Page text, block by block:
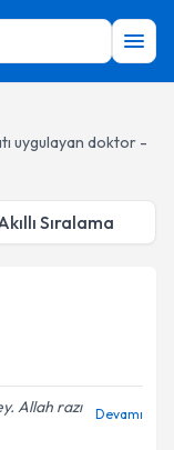
uygulayan doktor -
Sıralama
Allah razı
Devamı